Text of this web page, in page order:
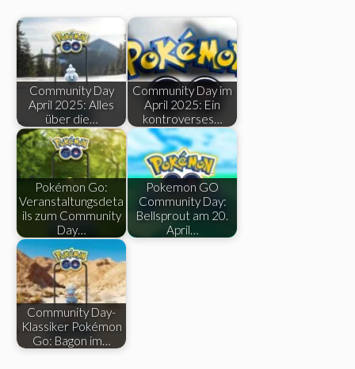
Community Day
April 2025: Alles
über die…
Community Day im
April 2025: Ein
kontroverses…
Pokémon Go:
Veranstaltungsdeta
ils zum Community
Day…
Pokemon GO
Community Day:
Bellsprout am 20.
April…
Community Day-
Klassiker Pokémon
Go: Bagon im…